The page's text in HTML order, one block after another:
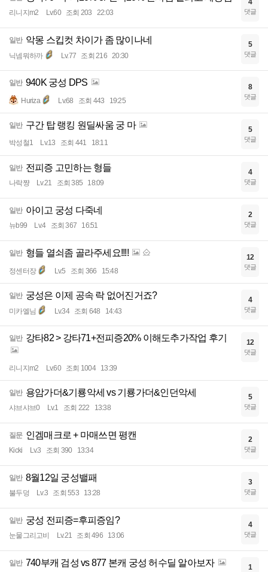
리니지m2 Lv.60 조회 203 22:03
4
댓글
일반 악몽 스킵컷 차이가 좀 많이나네
닉넴뭐하까 Lv.77 조회 216 20:30
5
댓글
일반 940K 궁성 DPS
Huriza Lv.68 조회 443 19:25
8
댓글
일반 구간 탑 랭킹 원딜싸움 궁 마
박성철1 Lv.13 조회 441 18:11
5
댓글
일반 전피증 고민하는 형들
나락쨩 Lv.21 조회 385 18:09
4
댓글
일반 아이고 궁성 다죽네
뉴b99 Lv.4 조회 367 16:51
2
댓글
일반 형들 열쇠좀 골라주세요!!!!
정센터장 Lv.5 조회 366 15:48
12
댓글
일반 궁성은 이제 공속 락 없어진거죠?
미카엘님 Lv.34 조회 648 14:43
4
댓글
일반 강타82 > 강타71+전피증20% 이해도추가작업 후기
리니지m2 Lv.60 조회 1004 13:39
12
댓글
일반 용암가더&기룡악세 vs 기룡가더&인던악세
샤브샤브0 Lv.1 조회 222 13:38
5
댓글
질문 인겜매크로 + 마매쓰면 평캔
Kicki Lv.3 조회 390 13:34
2
댓글
일반 8월12일 궁성밸패
불두덩 Lv.3 조회 553 13:28
3
댓글
일반 궁성 전피증=후피증임?
눈물그리고비 Lv.21 조회 496 13:06
4
댓글
일반 740부캐 검성 vs 877 본캐 궁성 허수딜 알아보자 1